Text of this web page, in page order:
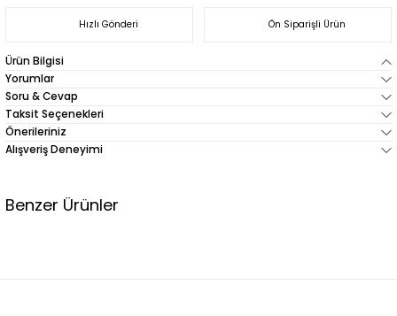
Hızlı Gönderi Ön Siparişli Ürün
Ürün Bilgisi
Yorumlar
Soru & Cevap
Taksit Seçenekleri
Önerileriniz
Alışveriş Deneyimi
Benzer Ürünler